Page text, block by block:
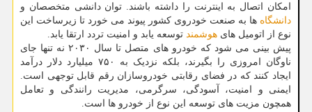
امکان اتصال به اینترنت را داشته باشند. توان دانشی متخصصان و
دانشگاه ها به صنعت خودروی کشور پیوند می خورد تا زیرساخت این
نوع از اتومیل های هوشمند توسعه یابد و امنیت تردد ارتقا یابد.
پیش بینی می شود که خودرو های متصل تا سال ۲۰۳۰ نه تنها جای
ناوگان امروزی را بگیرند، بلکه نزدیک به ۷۵۰ میلیارد دلار درآمد
ایجاد کنند که در فضای رقابتی خودروسازان رقم قابل توجهی است.
ایمنی و امنیت، آسودگی، سرگرمی، مدیریت رانندگی و تعامل
همچون مزیت های توسعه این نوع از خودرو ها است.